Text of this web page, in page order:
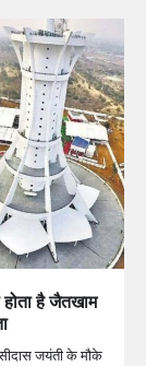
है जैतखाम
जयंती के मौके